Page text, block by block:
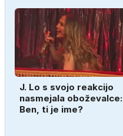
J. Lo s svojo reakcijo
nasmejala oboževalce:
Ben, ti je ime?